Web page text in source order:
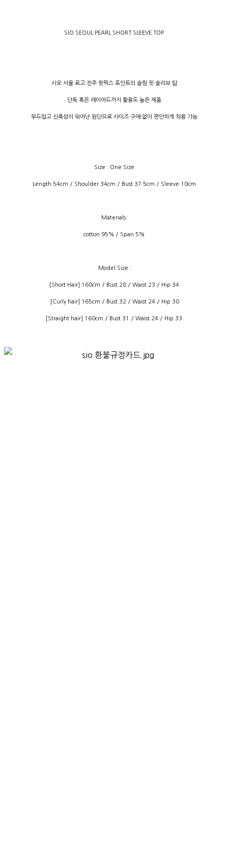
SIO SEOUL PEARL SHORT SLEEVE TOP
시오 서울 로고 진주 핫픽스 포인트의 슬림 핏 솔리브 탑
단독 혹은 레이어드까지 활용도 높은 제품
부드럽고 신축성이 뛰어난 원단으로 사이즈 구애 없이 편안하게 착용 가능
Size : One Size
Length 54cm / Shoulder 34cm / Bust 37.5cm / Sleeve 10cm
Materials:
cotton 95% / Span 5%
Model Size :
[Short Hair] 160cm / Bust 28 / Waist 23 / Hip 34
[Curly hair] 165cm / Bust 32 / Waist 24 / Hip 30
[Straight hair] 160cm / Bust 31 / Waist 24 / Hip 33